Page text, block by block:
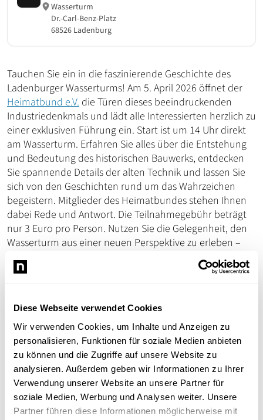
Diese Webseite verwendet Cookies
Wir verwenden Cookies, um Inhalte und Anzeigen zu
personalisieren, Funktionen für soziale Medien anbieten
zu können und die Zugriffe auf unsere Website zu
analysieren. Außerdem geben wir Informationen zu Ihrer
Verwendung unserer Website an unsere Partner für
soziale Medien, Werbung und Analysen weiter. Unsere
Partner führen diese Informationen möglicherweise mit
Wasserturm
Dr.-Carl-Benz-Platz
68526 Ladenburg
Tauchen Sie ein in die faszinierende Geschichte des
Ladenburger Wasserturms! Am 5. April 2026 öffnet der
Heimatbund e.V. die Türen dieses beeindruckenden
Industriedenkmals und lädt alle Interessierten herzlich zu
einer exklusiven Führung ein. Start ist um 14 Uhr direkt
am Wasserturm. Erfahren Sie alles über die Entstehung
und Bedeutung des historischen Bauwerks, entdecken
Sie spannende Details der alten Technik und lassen Sie
sich von den Geschichten rund um das Wahrzeichen
begeistern. Mitglieder des Heimatbundes stehen Ihnen
dabei Rede und Antwort. Die Teilnahmegebühr beträgt
nur 3 Euro pro Person. Nutzen Sie die Gelegenheit, den
Wasserturm aus einer neuen Perspektive zu erleben –
egal, ob Sie einheimisch sind oder die Region erkunden
möchten.
Geschichte begeistern!
Willkommen beim Heimatbund Ladenburg e. V.
Redaktion
Ladenburg erleben